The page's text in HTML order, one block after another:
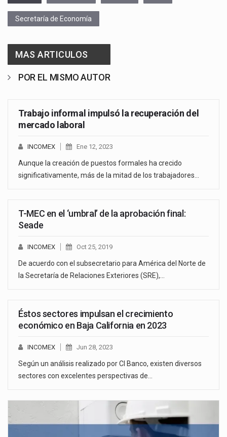
Secretaría de Economía
MAS ARTICULOS
POR EL MISMO AUTOR
Trabajo informal impulsó la recuperación del
mercado laboral
INCOMEX Ene 12, 2023
Aunque la creación de puestos formales ha crecido
significativamente, más de la mitad de los trabajadores…
T-MEC en el ‘umbral’ de la aprobación final:
Seade
INCOMEX Oct 25, 2019
De acuerdo con el subsecretario para América del Norte de
la Secretaría de Relaciones Exteriores (SRE),…
Éstos sectores impulsan el crecimiento
económico en Baja California en 2023
INCOMEX Jun 28, 2023
Según un análisis realizado por CI Banco, existen diversos
sectores con excelentes perspectivas de…